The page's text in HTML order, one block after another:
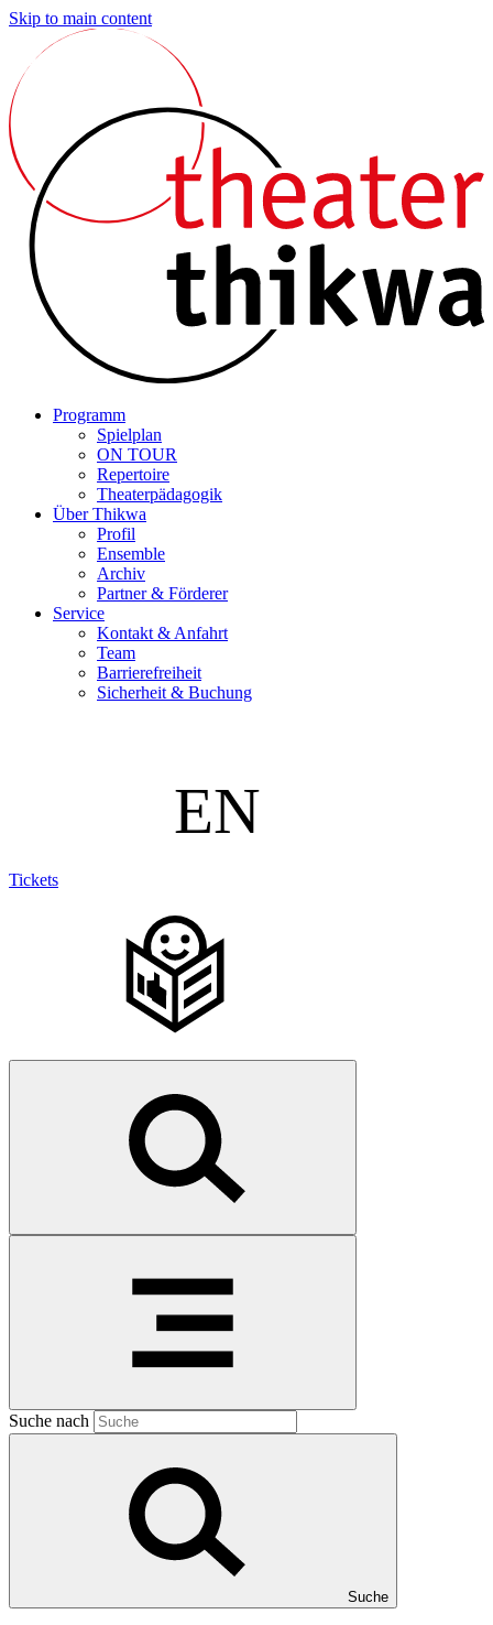
Skip to main content
Programm
Spielplan
ON TOUR
Repertoire
Theaterpädagogik
Über Thikwa
Profil
Ensemble
Archiv
Partner & Förderer
Service
Kontakt & Anfahrt
Team
Barrierefreiheit
Sicherheit & Buchung
Tickets
Suche nach
Suche